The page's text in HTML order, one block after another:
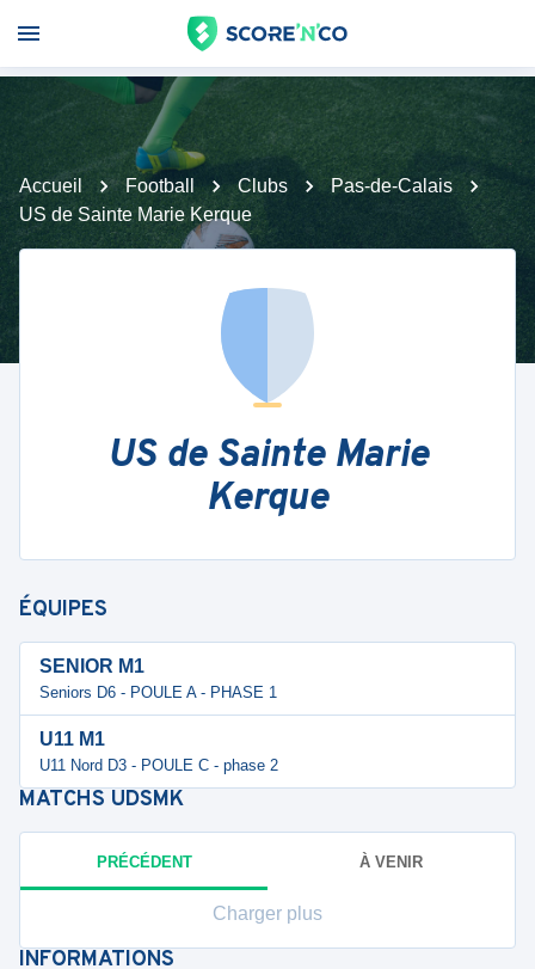
Accueil Football Clubs
Pas-de-Calais
US de Sainte Marie Kerque
US de Sainte Marie
Kerque
ÉQUIPES
SENIOR M1
Seniors D6 - POULE A - PHASE 1
U11 M1
U11 Nord D3 - POULE C - phase 2
MATCHS UDSMK
PRÉCÉDENT À VENIR
Charger plus
INFORMATIONS